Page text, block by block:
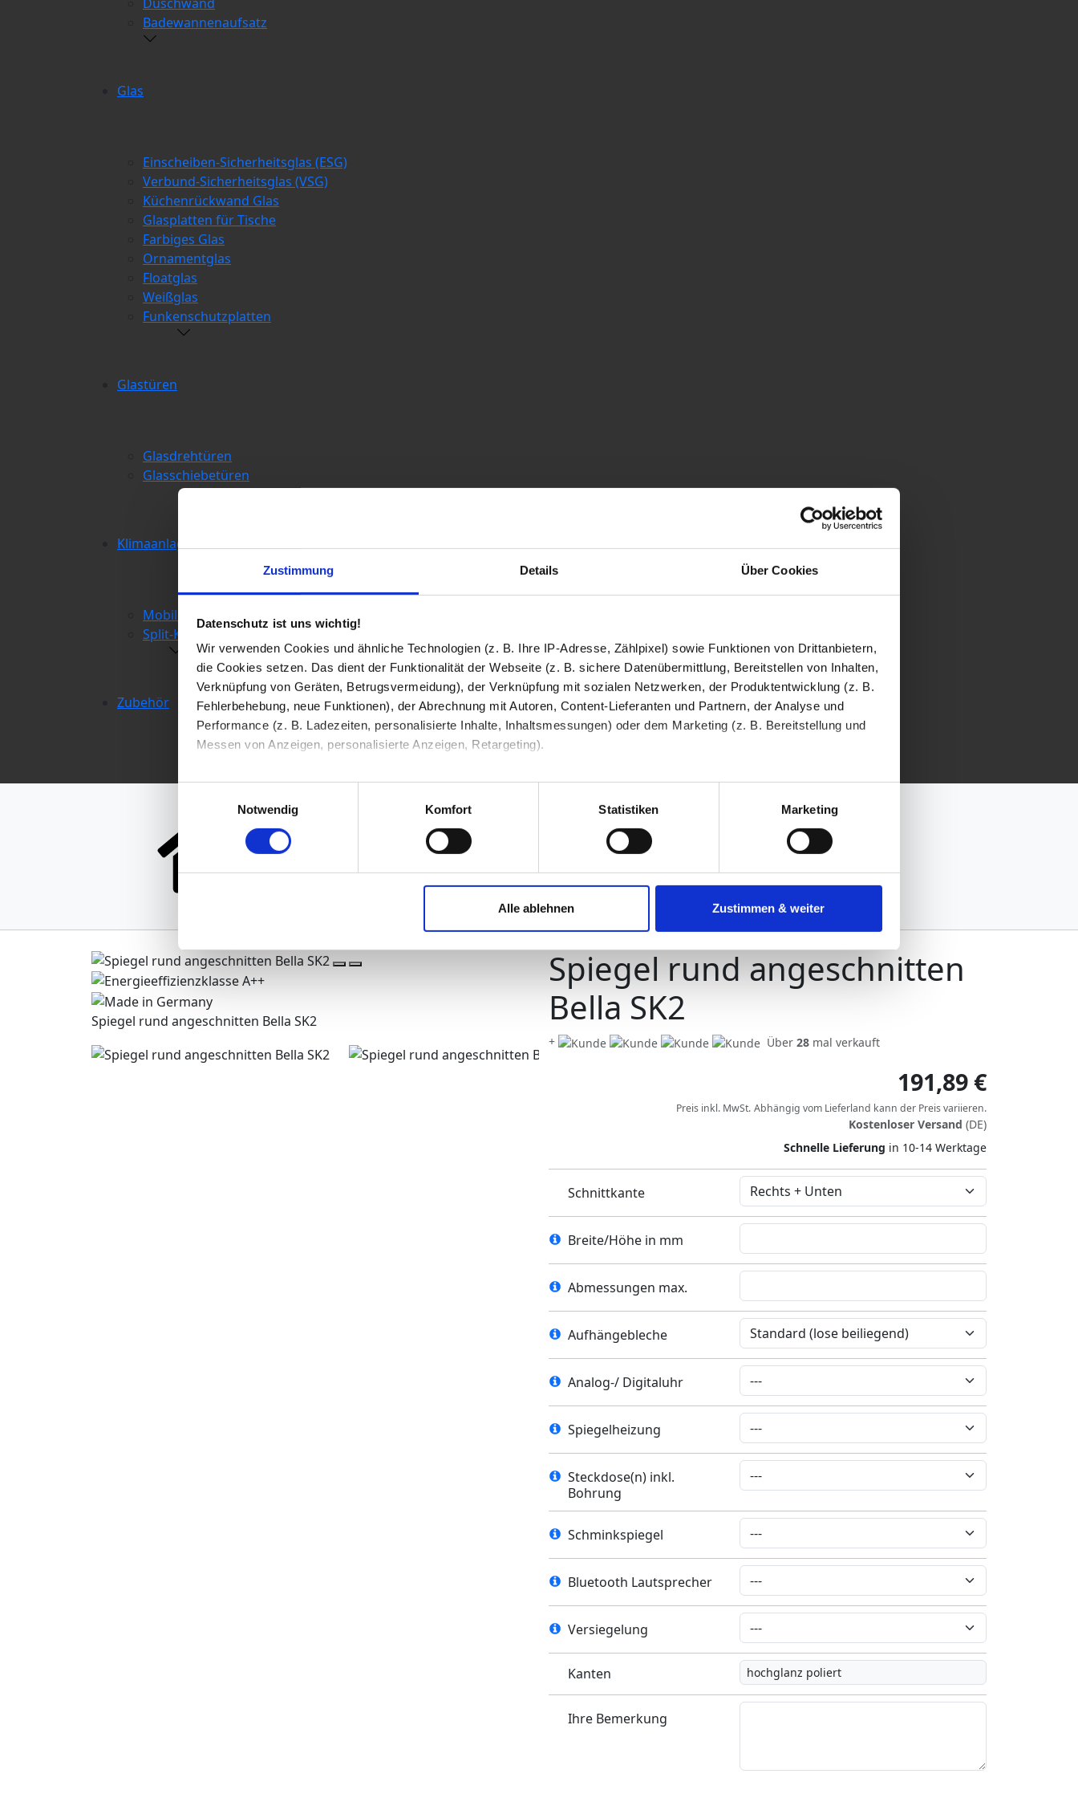
Zustimmung Details Über Cookies
Datenschutz ist uns wichtig!
Wir verwenden Cookies und ähnliche Technologien (z. B. Ihre IP-Adresse, Zählpixel) sowie Funktionen von Drittanbietern,
die Cookies setzen. Das dient der Funktionalität der Webseite (z. B. sichere Datenübermittlung, Bereitstellen von Inhalten,
Verknüpfung von Geräten, Betrugsvermeidung), der Verknüpfung mit sozialen Netzwerken, der Produktentwicklung (z. B.
Fehlerbehebung, neue Funktionen), der Abrechnung mit Autoren, Content-Lieferanten und Partnern, der Analyse und
Performance (z. B. Ladezeiten, personalisierte Inhalte, Inhaltsmessungen) oder dem Marketing (z. B. Bereitstellung und
Messen von Anzeigen, personalisierte Anzeigen, Retargeting).
Die Einzelheiten können Sie unter Datenschutz nachlesen. Über den Link "Cookies" am Seitenende können Sie mehr über
die eingesetzten Technologien und Partner erfahren und die von Ihnen gewünschten Einstellungen vornehmen.
Indem Sie auf den Button "Zustimmen" klicken, willigen Sie in die Verarbeitung Ihrer personenbezogenen Daten zu den
Impressum
Notwendig
Komfort Statistiken Marketing
Alle ablehnen Zustimmen & weiter
Badewannenaufsatz
Glas
Einscheiben-Sicherheitsglas (ESG)
Verbund-Sicherheitsglas (VSG)
Küchenrückwand Glas
Glasplatten für Tische
Farbiges Glas
Ornamentglas
Floatglas
Weißglas
Funkenschutzplatten
Glastüren
Glasdrehtüren
Glasschiebetüren
Klimaanlagen
Mobile Klimaanlagen
Split-Klimaanlagen
Zubehör
Spiegel rund angeschnitten Bella SK2
Spiegel rund angeschnitten
Bella SK2
+ Über 28 mal verkauft
191,89 €
Preis inkl. MwSt. Abhängig vom Lieferland kann der Preis variieren.
Kostenloser Versand (DE)
Schnelle Lieferung in 10-14 Werktage
Schnittkante
Breite/Höhe in mm
Abmessungen max.
Aufhängebleche
Analog-/ Digitaluhr
Spiegelheizung
Steckdose(n) inkl.
Bohrung
Schminkspiegel
Bluetooth Lautsprecher
Versiegelung
Kanten hochglanz poliert
Ihre Bemerkung